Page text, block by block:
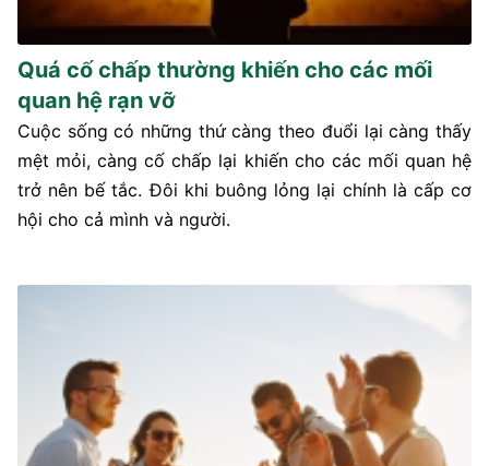
Quá cố chấp thường khiến cho các mối
quan hệ rạn vỡ
Cuộc sống có những thứ càng theo đuổi lại càng thấy
mệt mỏi, càng cố chấp lại khiến cho các mối quan hệ
trở nên bế tắc. Đôi khi buông lỏng lại chính là cấp cơ
hội cho cả mình và người.